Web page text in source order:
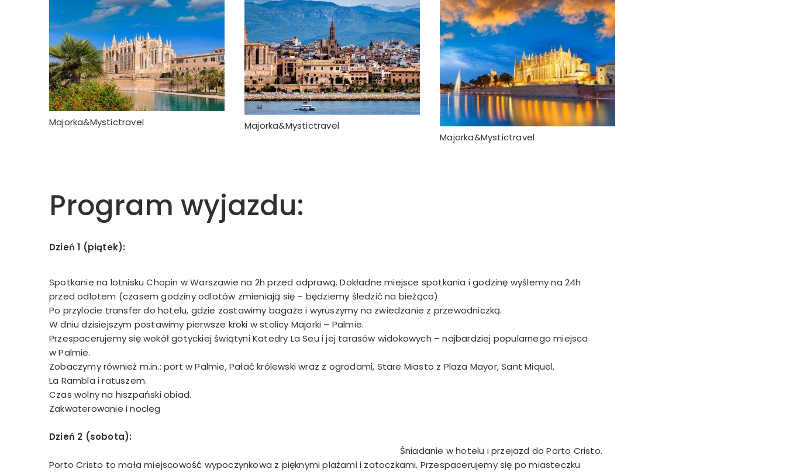
Majorka&Mystictravel
Majorka&Mystictravel
Majorka&Mystictravel
Program wyjazdu:
Dzień 1 (piątek):
Spotkanie na lotnisku Chopin w Warszawie na 2h przed odprawą. Dokładne miejsce spotkania i godzinę wyślemy na 24h
przed odlotem (czasem godziny odlotów zmieniają się – będziemy śledzić na bieżąco)
Po przylocie transfer do hotelu, gdzie zostawimy bagaże i wyruszymy na zwiedzanie z przewodniczką.
W dniu dzisiejszym postawimy pierwsze kroki w stolicy Majorki – Palmie.
Przespacerujemy się wokół gotyckiej świątyni Katedry La Seu i jej tarasów widokowych – najbardziej popularnego miejsca
w Palmie.
Zobaczymy również m.in.: port w Palmie, Pałać królewski wraz z ogrodami, Stare Miasto z Plaza Mayor, Sant Miquel,
La Rambla i ratuszem.
Czas wolny na hiszpański obiad.
Zakwaterowanie i nocleg
Dzień 2 (sobota):
Śniadanie w hotelu i przejazd do Porto Cristo.
Porto Cristo to mała miejscowość wypoczynkowa z pięknymi plażami i zatoczkami. Przespacerujemy się po miasteczku